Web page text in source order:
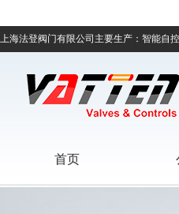
上海法登阀门有限公司主要生产：智能自
首页